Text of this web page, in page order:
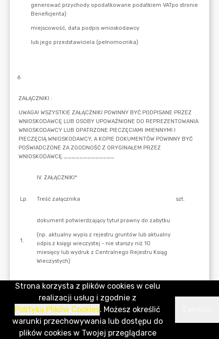
Strona korzysta z plików cookies w celu
realizacji usług i zgodnie z
Polityką Plików Cookies. Możesz określić
warunki przechowywania lub dostępu do
plików cookies w Twojej przeglądarce